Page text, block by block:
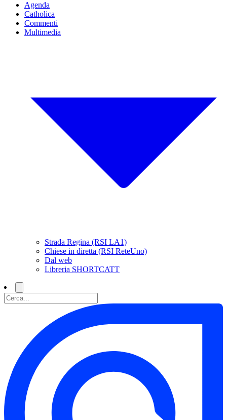
Agenda
Catholica
Commenti
Multimedia
Strada Regina (RSI LA1)
Chiese in diretta (RSI ReteUno)
Dal web
Libreria SHORTCATT